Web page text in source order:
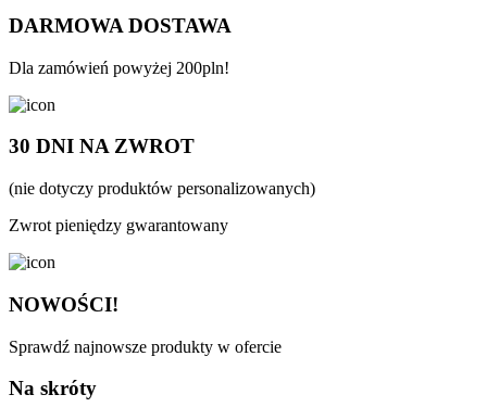
DARMOWA DOSTAWA
Dla zamówień powyżej 200pln!
30 DNI NA ZWROT
(nie dotyczy produktów personalizowanych)
Zwrot pieniędzy gwarantowany
NOWOŚCI!
Sprawdź najnowsze produkty w ofercie
Na skróty